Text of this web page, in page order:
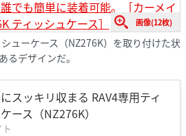
画像(12枚)
ューケース（NZ276K）を取り付けた状
るデザインだ。
スッキリ収まる RAV4専用ティ
ース（NZ276K）